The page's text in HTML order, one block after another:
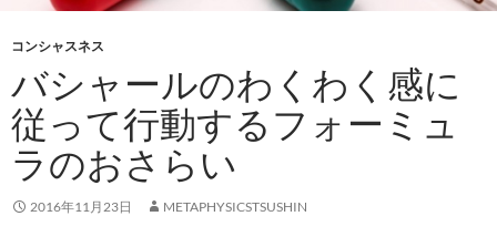
コンシャスネス
バシャールのわくわく感に
従って行動するフォーミュ
ラのおさらい
2016年11月23日 METAPHYSICSTSUSHIN